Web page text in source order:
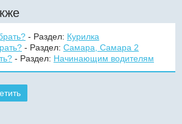
- Раздел: Курилка
- Раздел: Самара, Самара 2
- Раздел: Начинающим водителям